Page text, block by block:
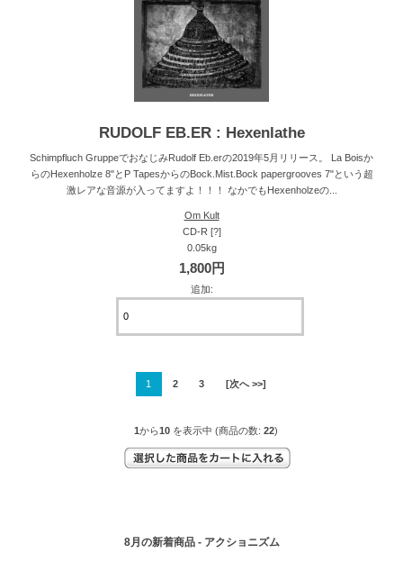
RUDOLF EB.ER : Hexenlathe
Schimpfluch GruppeでおなじみRudolf Eb.erの2019年5月リリース。 La Boisか
らのHexenholze 8"とP TapesからのBock.Mist.Bock papergrooves 7"という超
激レアな音源が入ってますよ！！！ なかでもHexenholzeの...
Om Kult
CD-R [?]
0.05kg
1,800円
追加:
1 2 3 [次へ >>]
1から10 を表示中 (商品の数: 22)
8月の新着商品 - アクショニズム